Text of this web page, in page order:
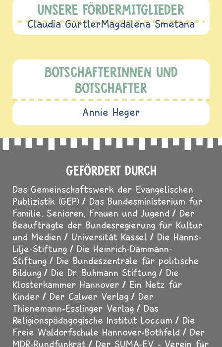
UNSERE FÖRDERMITGLIEDER
Claudia GürtlerMagdalena Smetana
BOTSCHAFTERINNEN UND
BOTSCHAFTER
Annie Heger
GEFÖRDERT DURCH
Das Gemeinschaftswerk der Evangelischen
Publizistik (GEP)
Das Bundesministerium für
Familie, Senioren, Frauen und Jugend
Der
Beauftragte der Bundesregierung für Kultur
und Medien
Universität Kassel
Die Hanns-
Lilje-Stiftung
Die Heinrich-Dammann-
Stiftung
Die Bundeszentrale für politische
Bildung
Die Dr. Buhmann Stiftung
Die
Klosterkammer Hannover
Ein Netz für
Kinder
Der Calwer Verlag
Der
Thienemann-Esslinger Verlag
Das
Religionspädagogische Institut Loccum
Die
Freie Waldorfschule Hannover-Bothfeld
Der
MDR-Rundfunkrat
Der SUMA-EV - Verein für